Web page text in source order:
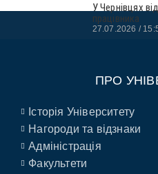
У Чернівцях
працівника
27.07.2026
ПРО
Історія Університету
Нагороди та відзнаки
Адміністрація
Факультети